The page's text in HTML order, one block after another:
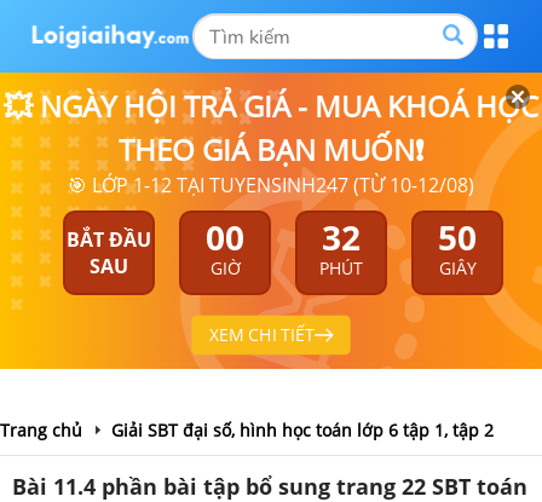
💥 NGÀY HỘI TRẢ GIÁ - MUA KHOÁ HỌC
THEO GIÁ BẠN MUỐN❗
🎯 LỚP 1-12 TẠI TUYENSINH247 (TỪ 10-12/08)
BẮT ĐẦU
SAU
00
GIỜ
32
PHÚT
50
GIÂY
XEM CHI TIẾT
Trang chủ Giải SBT đại số, hình học toán lớp 6 tập 1, tập 2
Bài 11.4 phần bài tập bổ sung trang 22 SBT toán